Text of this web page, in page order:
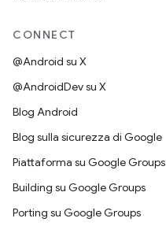
CONNECT
@Android su X
@AndroidDev su X
Blog Android
Blog sulla sicurezza di Google
Piattaforma su Google Groups
Building su Google Groups
Porting su Google Groups